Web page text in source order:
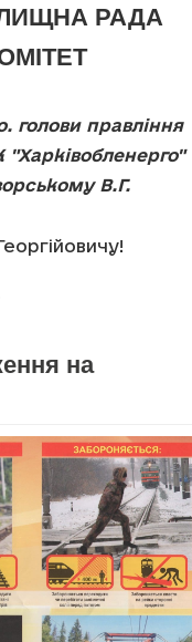
РАДА
голови правління
"Харківобленерго"
В.Г.
на